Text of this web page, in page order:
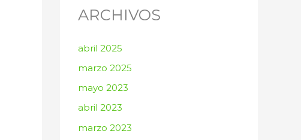
ARCHIVOS
abril 2025
marzo 2025
mayo 2023
abril 2023
marzo 2023